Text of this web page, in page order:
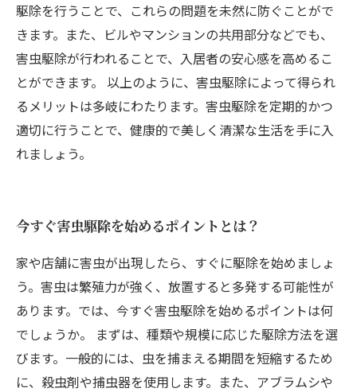
駆除を行うことで、これらの問題を未然に防ぐことがで
きます。また、ビルやマンションの共用部分などでも、
害虫駆除が行われることで、入居者の安心感を高めるこ
とができます。 以上のように、害虫駆除によって得られ
るメリットは多岐にわたります。害虫駆除を定期的かつ
適切に行うことで、健康的で美しく清潔な生活を手に入
れましょう。
今すぐ害虫駆除を始めるポイントとは？
家や店舗に害虫が出現したら、すぐに駆除を始めましょ
う。害虫は繁殖力が強く、放置すると多発する可能性が
あります。では、今すぐ害虫駆除を始めるポイントは何
でしょうか。 まずは、種類や規模に応じた駆除方法を選
びます。一般的には、虫を捕まえる期間を短縮するため
に、殺虫剤や捕虫器を使用します。また、アブラムシや